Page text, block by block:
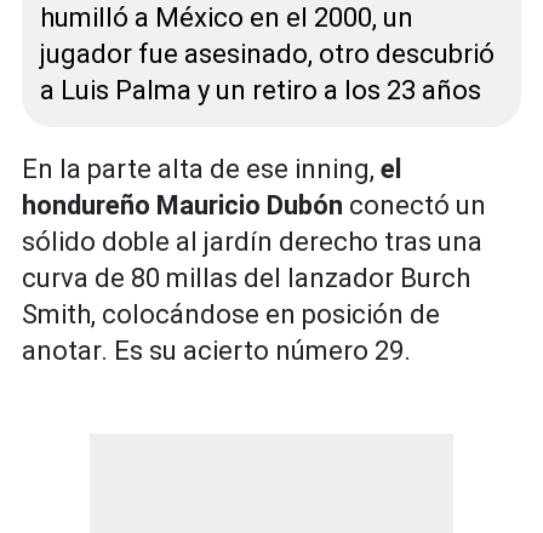
humilló a México en el 2000, un
jugador fue asesinado, otro descubrió
a Luis Palma y un retiro a los 23 años
En la parte alta de ese inning, el
hondureño Mauricio Dubón conectó un
sólido doble al jardín derecho tras una
curva de 80 millas del lanzador Burch
Smith, colocándose en posición de
anotar. Es su acierto número 29.